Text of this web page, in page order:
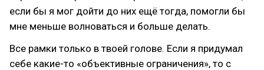
если бы я мог дойти до них ещё тогда, помогли бы
мне меньше волноваться и больше делать.
Все рамки только в твоей голове. Если я придумал
себе какие-то «объективные ограничения», то с